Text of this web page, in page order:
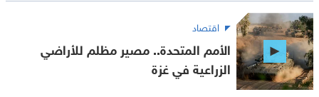
اقتصاد
الأمم المتحدة.. مصير مظلم للأراضي
الزراعية في غزة